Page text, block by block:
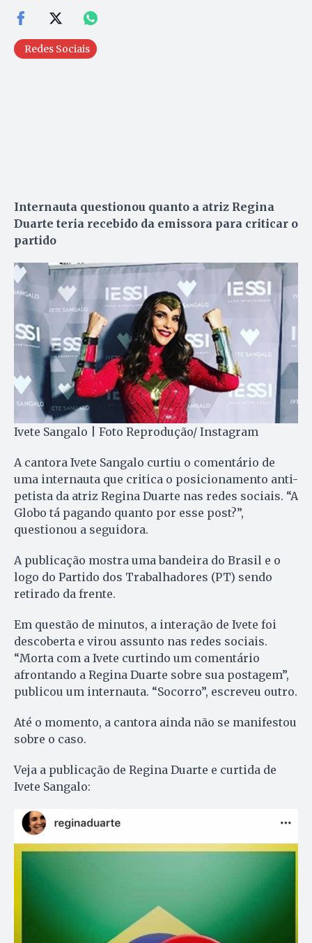
Redes Sociais
Internauta questionou quanto a atriz Regina
Duarte teria recebido da emissora para criticar o
partido
Ivete Sangalo | Foto Reprodução/ Instagram
A cantora Ivete Sangalo curtiu o comentário de
uma internauta que critica o posicionamento anti-
petista da atriz Regina Duarte nas redes sociais. “A
Globo tá pagando quanto por esse post?”,
questionou a seguidora.
A publicação mostra uma bandeira do Brasil e o
logo do Partido dos Trabalhadores (PT) sendo
retirado da frente.
Em questão de minutos, a interação de Ivete foi
descoberta e virou assunto nas redes sociais.
“Morta com a Ivete curtindo um comentário
afrontando a Regina Duarte sobre sua postagem”,
publicou um internauta. “Socorro”, escreveu outro.
Até o momento, a cantora ainda não se manifestou
sobre o caso.
Veja a publicação de Regina Duarte e curtida de
Ivete Sangalo: